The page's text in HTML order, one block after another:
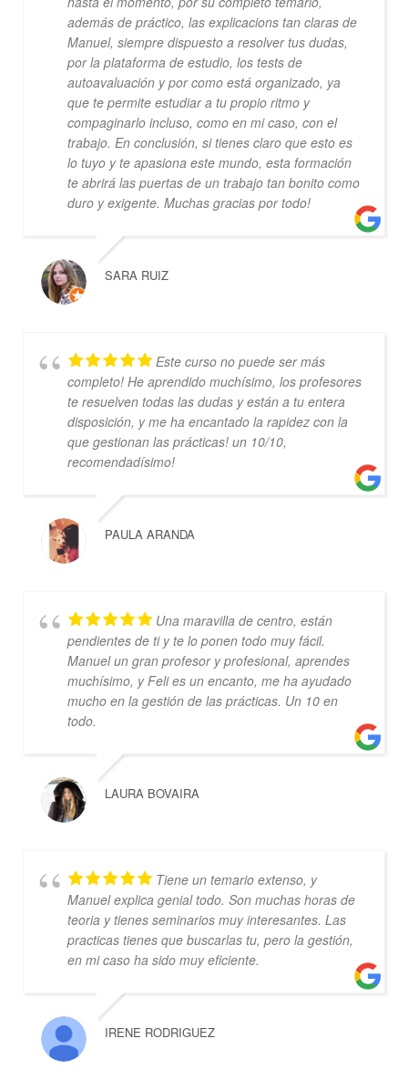
además de práctico, las explicacions tan claras de
Manuel, siempre dispuesto a resolver tus dudas,
por la plataforma de estudio, los tests de
autoavaluación y por como está organizado, ya
que te permite estudiar a tu propio ritmo y
compaginarlo incluso, como en mi caso, con el
trabajo. En conclusión, si tienes claro que esto es
lo tuyo y te apasiona este mundo, esta formación
te abrirá las puertas de un trabajo tan bonito como
duro y exigente. Muchas gracias por todo!
SARA RUIZ
Este curso no puede ser más
completo! He aprendido muchísimo, los profesores
te resuelven todas las dudas y están a tu entera
disposición, y me ha encantado la rapidez con la
que gestionan las prácticas! un 10/10,
recomendadísimo!
PAULA ARANDA
Una maravilla de centro, están
pendientes de ti y te lo ponen todo muy fácil.
Manuel un gran profesor y profesional, aprendes
muchísimo, y Feli es un encanto, me ha ayudado
mucho en la gestión de las prácticas. Un 10 en
todo.
LAURA BOVAIRA
Tiene un temario extenso, y
Manuel explica genial todo. Son muchas horas de
teoria y tienes seminarios muy interesantes. Las
practicas tienes que buscarlas tu, pero la gestión,
en mi caso ha sido muy eficiente.
IRENE RODRIGUEZ